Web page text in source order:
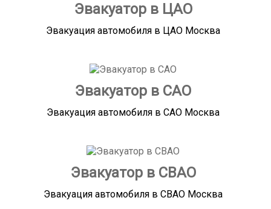
Эвакуатор в ЦАО
Эвакуация автомобиля в ЦАО Москва
Эвакуатор в САО
Эвакуация автомобиля в САО Москва
Эвакуатор в СВАО
Эвакуация автомобиля в СВАО Москва